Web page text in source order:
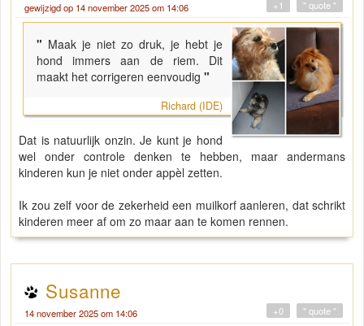
gewijzigd op 14 november 2025 om 14:06 " quote "
+1
" Maak je niet zo druk, je hebt je
hond immers aan de riem. Dit
maakt het corrigeren eenvoudig "
Richard (IDE)
Dat is natuurlijk onzin. Je kunt je hond
wel onder controle denken te hebben, maar andermans
kinderen kun je niet onder appèl zetten.
Ik zou zelf voor de zekerheid een muilkorf aanleren, dat schrikt
kinderen meer af om zo maar aan te komen rennen.
Susanne
14 november 2025 om 14:06 " quote "
+0